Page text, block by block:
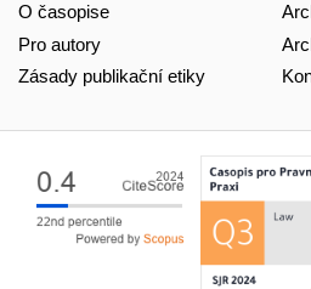
O časopise
Pro autory
Zásady publikační etiky